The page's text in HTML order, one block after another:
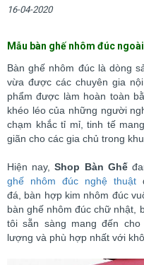
16-04-2020
Mẫu bàn ghế nhôm đúc
Bàn ghế nhôm đúc là dòng
vừa được các chuyên gia
phẩm được làm hoàn toàn
khéo léo của những người
chạm khắc tỉ mỉ, tinh tế
giãn cho các gia chủ trong
Hiện nay,Shop Bàn Ghế
ghế nhôm đúc nghệ thuật
đá, bàn hợp kim nhôm đúc
bàn ghế nhôm đúc chữ nhật,
tôi sẵn sàng mang đến
lượng và phù hợp nhất với